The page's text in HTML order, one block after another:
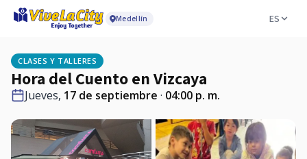
Medellín ES
CLASES Y TALLERES
Hora del Cuento en Vizcaya
Jueves, 17 de septiembre · 04:00 p. m.